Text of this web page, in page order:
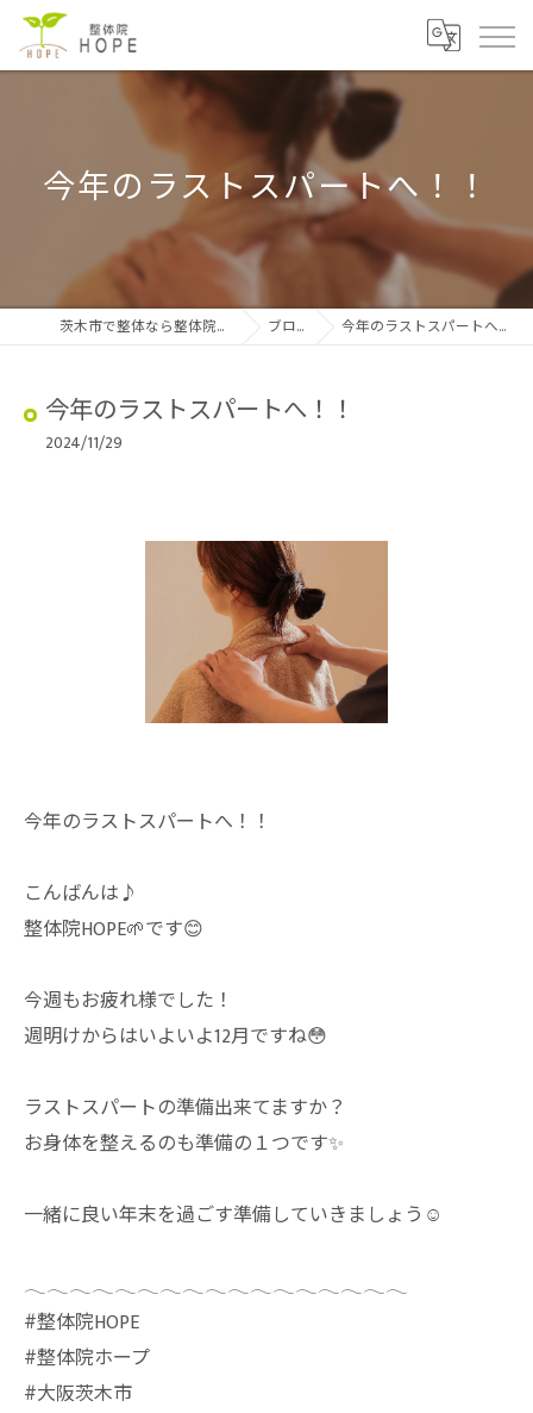
今年のラストスパートへ！！
茨木市で整体なら整体院HOPE ブログ 今年のラストスパートへ！！
今年のラストスパートへ！！
2024/11/29
今年のラストスパートへ！！
こんばんは♪
整体院HOPE🌱です😊
今週もお疲れ様でした！
週明けからはいよいよ12月ですね😳
ラストスパートの準備出来てますか？
お身体を整えるのも準備の１つです✨
一緒に良い年末を過ごす準備していきましょう☺️
𓂃𓂃𓂃𓂃𓂃𓂃𓂃𓂃𓂃𓂃𓂃𓂃𓂃𓂃𓂃𓂃𓂃
⁡#整体院HOPE
#整体院ホープ
#大阪茨木市